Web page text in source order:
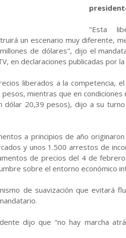
"Esta
un escenario muy diferente,
de dólares", dijo el
en declaraciones publicadas por
liberados a la competencia,
mientras que en
dólar 20,39 pesos), dijo a su
a principios de año
y unos 1.500 arrestos de
de precios del 4 de
sobre el entorno económico
de suavización que evitará
dijo que "no hay marcha